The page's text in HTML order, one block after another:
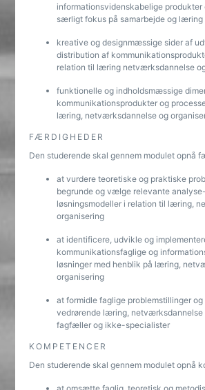
informationsvidenskabelige produkter
særligt fokus på samarbejde og læring
kreative og designmæssige sider af
distribution af
relation til læring netværksdannelse
funktionelle og indholdsmæssige
kommunikationsprodukter og
læring, netværksdannelse og
FÆRDIGHEDER
Den studerende skal gennem modulet opnå
at vurdere teoretiske og praktiske
begrunde og vælge relevante
løsningsmodeller i relation til læring,
organisering
at identificere, udvikle og
kommunikationsfaglige og
løsninger med henblik på læring,
organisering
at formidle faglige problemstillinger
vedrørende læring, netværksdannelse
fagfæller og ikke-specialister
KOMPETENCER
Den studerende skal gennem modulet opnå